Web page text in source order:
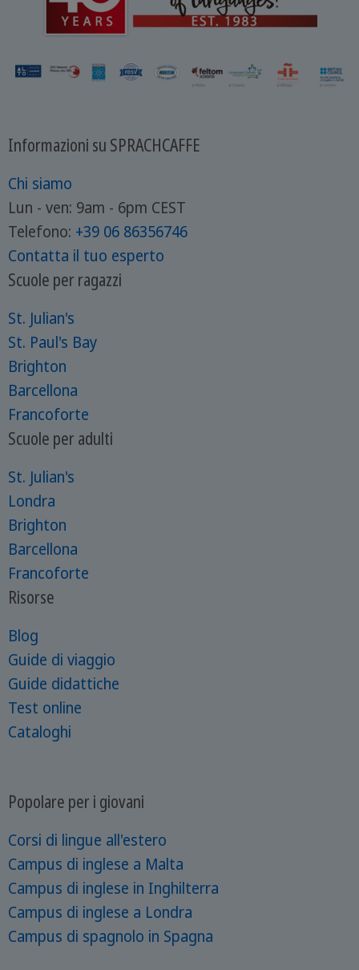
Informazioni su SPRACHCAFFE
Chi siamo
Lun - ven: 9am - 6pm CEST
Telefono: +39 06 86356746
Contatta il tuo esperto
Scuole per ragazzi
St. Julian's
St. Paul's Bay
Brighton
Barcellona
Francoforte
Scuole per adulti
St. Julian's
Londra
Brighton
Barcellona
Francoforte
Risorse
Blog
Guide di viaggio
Guide didattiche
Test online
Cataloghi
Popolare per i giovani
Corsi di lingue all'estero
Campus di inglese a Malta
Campus di inglese in Inghilterra
Campus di inglese a Londra
Campus di spagnolo in Spagna